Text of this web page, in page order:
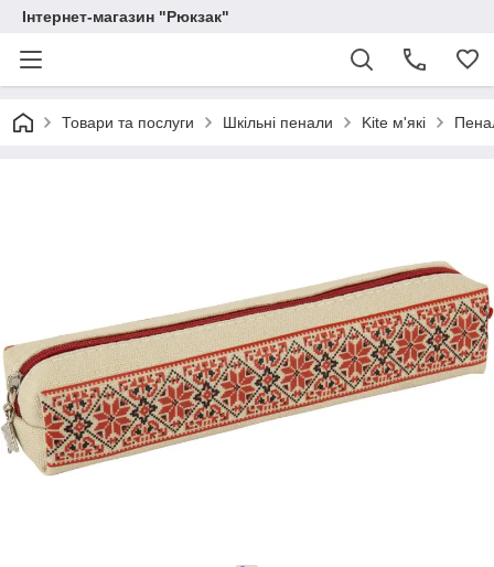
Інтернет-магазин "Рюкзак"
Товари та послуги Шкільні пенали Kite м'які